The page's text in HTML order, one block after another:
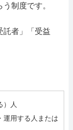
制度です。
託者」「受益
）人
運用する人または